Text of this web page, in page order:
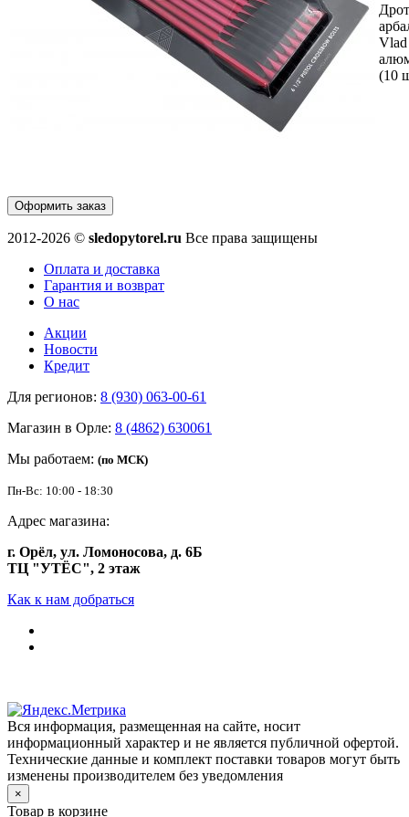
Vlad
(10
Оформить заказ
2012-2026 © sledopytorel.ru Все права защищены
Оплата и доставка
Гарантия и возврат
О нас
Акции
Новости
Кредит
Для регионов: 8 (930) 063-00-61
Магазин в Орле: 8 (4862) 630061
Мы работаем: (по МСК)
Пн-Вс: 10:00 - 18:30
Адрес магазина:
г. Орёл, ул. Ломоносова, д. 6Б
ТЦ "УТЁС", 2 этаж
Как к нам добраться
Вся информация, размещенная на сайте, носит
информационный характер и не является публичной офертой.
Технические данные и комплект поставки товаров могут быть
изменены производителем без уведомления
×
Товар в корзине